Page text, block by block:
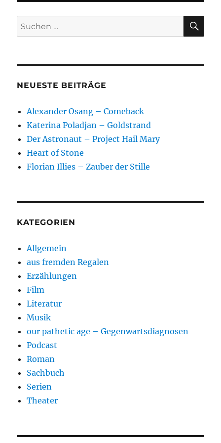
Suchen
nach:
NEUESTE BEITRÄGE
Alexander Osang – Comeback
Katerina Poladjan – Goldstrand
Der Astronaut – Project Hail Mary
Heart of Stone
Florian Illies – Zauber der Stille
KATEGORIEN
Allgemein
aus fremden Regalen
Erzählungen
Film
Literatur
Musik
our pathetic age – Gegenwartsdiagnosen
Podcast
Roman
Sachbuch
Serien
Theater